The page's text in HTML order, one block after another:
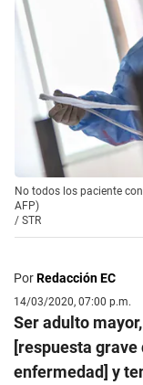
No todos los paciente
AFP)
/ STR
PorRedacción EC
14/03/2020, 07:00 p.m.
Ser adulto
[respuesta
enfermedad] y